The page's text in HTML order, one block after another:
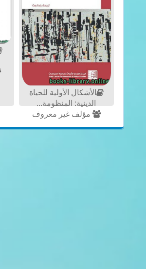
الأشكال الأولية للحياة
الدينية: المنظومة...
مؤلف غير معروف